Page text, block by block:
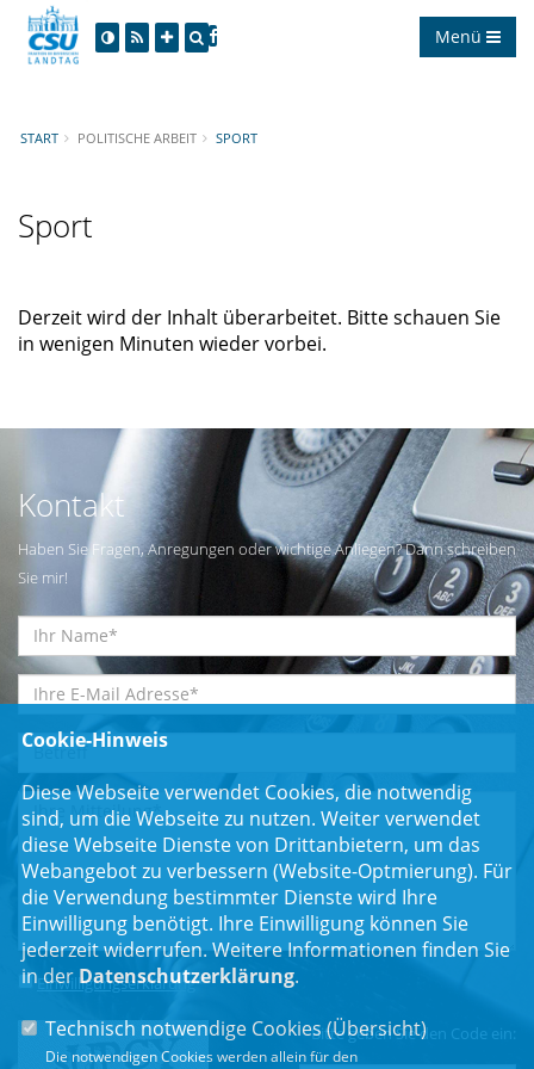
Menü
START POLITISCHE ARBEIT SPORT
Sport
Derzeit wird der Inhalt überarbeitet. Bitte schauen Sie
in wenigen Minuten wieder vorbei.
Kontakt
Haben Sie Fragen, Anregungen oder wichtige Anliegen? Dann schreiben
Sie mir!
Einwilligungserklärung*
Bitte geben Sie den Code ein:
Cookie-Hinweis
Diese Webseite verwendet Cookies, die notwendig
sind, um die Webseite zu nutzen. Weiter verwendet
diese Webseite Dienste von Drittanbietern, um das
Webangebot zu verbessern (Website-Optmierung). Für
die Verwendung bestimmter Dienste wird Ihre
Einwilligung benötigt. Ihre Einwilligung können Sie
jederzeit widerrufen. Weitere Informationen finden Sie
in der Datenschutzerklärung.
Technisch notwendige Cookies (Übersicht)
Die notwendigen Cookies werden allein für den